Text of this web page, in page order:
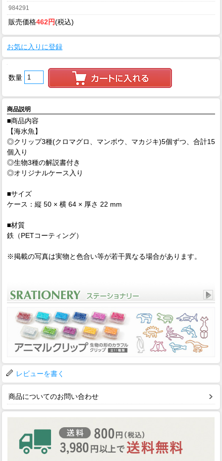
984291
販売価格462円(税込)
お気に入りに登録
数量
商品説明
■商品内容
【海水魚】
◎クリップ3種(クロマグロ、マンボウ、マカジキ)5個ずつ、合計15
個入り
◎生物3種の解説書付き
◎オリジナルケース入り
■サイズ
ケース：縦 50 × 横 64 × 厚さ 22 mm
■材質
鉄（PETコーティング）
※掲載の写真は実物と色合い等が若干異なる場合があります。
レビューを書く
商品についてのお問い合わせ